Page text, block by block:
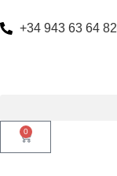
+34 943 63 64 82
0